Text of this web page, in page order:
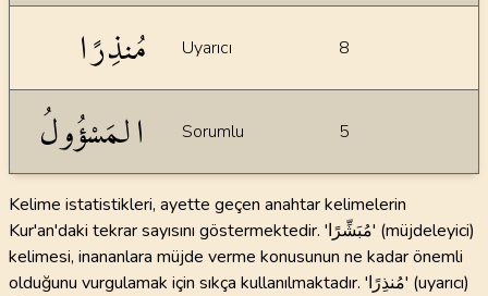
مُنذِرًا Uyarıcı 8
المَسْؤُولُ Sorumlu 5
Kelime istatistikleri, ayette geçen anahtar kelimelerin
Kur'an'daki tekrar sayısını göstermektedir. 'مُبَشِّرًا' (müjdeleyici)
kelimesi, inananlara müjde verme konusunun ne kadar önemli
olduğunu vurgulamak için sıkça kullanılmaktadır. 'مُنذِرًا' (uyarıcı)